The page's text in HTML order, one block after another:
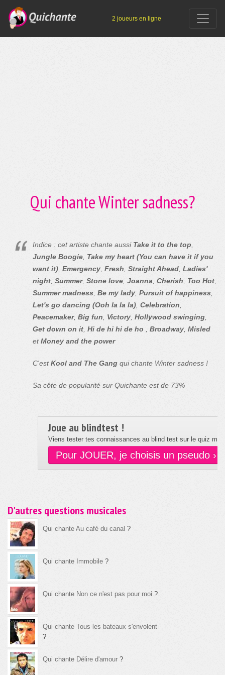
2 joueurs en ligne
Qui chante Winter sadness?
Indice : cet artiste chante aussi Take it to the top
Jungle Boogie Take my heart (You can have it if you
want it) Emergency Fresh Straight Ahead Ladies'
night Summer, Stone love Joanna Cherish Too Hot
Summer madness Be my lady Pursuit of happiness
Let's go dancing (Ooh la la la) Celebration
Peacemaker, Big fun Victory Hollywood swinging
Get down on it Hi de hi hi de ho Broadway Misled
etMoney and the power
C'estKool and The Gang qui chante Winter sadness !
Sa côte de popularité sur Quichante est de 73%
Joue au blindtest !
Viens tester tes connaissances au blind test sur le quiz
Pour JOUER, je choisis un pseudo ›
D'autres questions musicales
Qui chante Au café du canal ?
Qui chante Immobile ?
Qui chante Non ce n'est pas pour moi ?
Qui chante Tous les bateaux s'envolent
?
Qui chante Délire d'amour ?